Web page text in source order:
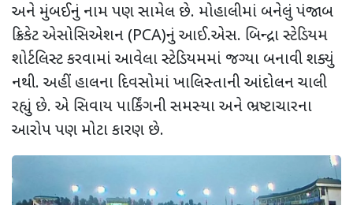
અને મુંબઈનું નામ પણ સામેલ છે. મોહાલીમાં બનેલું પંજાબ
ક્રિકેટ એસોસિએશન (PCA)નું આઈ.એસ. બિન્દ્રા સ્ટેડિયમ
શોર્ટલિસ્ટ કરવામાં આવેલા સ્ટેડિયમમાં જગ્યા બનાવી શક્યું
નથી. અહીં હાલના દિવસોમાં ખાલિસ્તાની આંદોલન ચાલી
રહ્યું છે. એ સિવાય પાર્કિંગની સમસ્યા અને ભ્રષ્ટાચારના
આરોપ પણ મોટા કારણ છે.